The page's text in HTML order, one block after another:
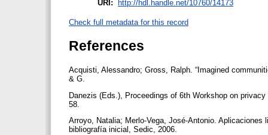
URI: http://hdl.handle.net/10760/14173
Check full metadata for this record
References
Acquisti, Alessandro; Gross, Ralph. “Imagined
& G.
Danezis (Eds.), Proceedings of 6th Workshop on
58.
Arroyo, Natalia; Merlo-Vega, José-Antonio.
bibliografía inicial, Sedic, 2006.